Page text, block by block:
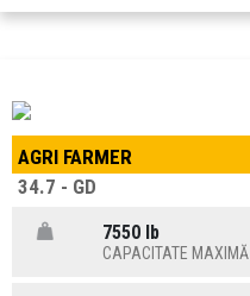
AGRI FARMER
34.7 - GD
7550 lb
CAPACITATE MAXIMĂ